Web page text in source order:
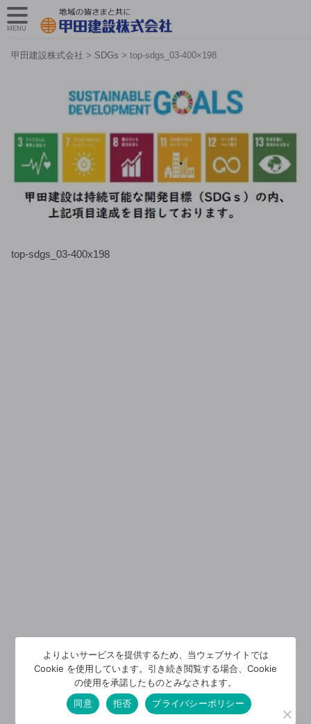
甲田建設株式会社 > SDGs > top-sdgs_03-400×198
top-sdgs_03-400x198
MENU
よりよいサービスを提供するため、当ウェブサイトでは
Cookie を使用しています。引き続き閲覧する場合、Cookie
の使用を承諾したものとみなされます。
同意
拒否 プライバシーポリシー